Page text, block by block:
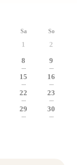
Sa So
1 2
8
---
9
---
15
---
16
---
22
---
23
---
29
---
30
---